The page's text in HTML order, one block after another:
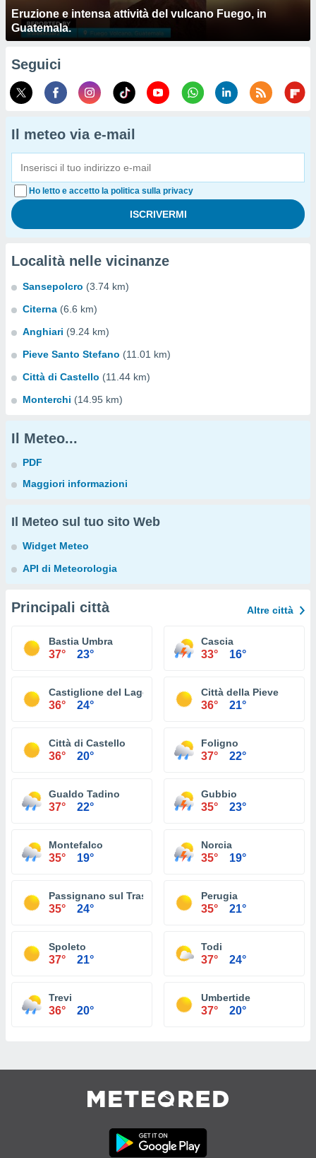
Eruzione e intensa attività del vulcano Fuego, in
Guatemala.
Seguici
Il meteo via e-mail
Ho letto e accetto la politica sulla privacy
Località nelle vicinanze
Sansepolcro (3.74 km)
Citerna (6.6 km)
Anghiari (9.24 km)
Pieve Santo Stefano (11.01 km)
Città di Castello (11.44 km)
Monterchi (14.95 km)
Il Meteo...
PDF
Maggiori informazioni
Il Meteo sul tuo sito Web
Widget Meteo
API di Meteorologia
Principali città Altre città
Bastia Umbra
37° 23°
Cascia
33° 16°
Castiglione del Lago
36° 24°
Città della Pieve
36° 21°
Città di Castello
36° 20°
Foligno
37° 22°
Gualdo Tadino
37° 22°
Gubbio
35° 23°
Montefalco
35° 19°
Norcia
35° 19°
Passignano sul Trasimeno
35° 24°
Perugia
35° 21°
Spoleto
37° 21°
Todi
37° 24°
Trevi
36° 20°
Umbertide
37° 20°